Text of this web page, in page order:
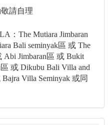
請自理
：The Mutiara Jimbaran
Bali seminyak區 或 The
Abi Jimbaran區 或 Bukit
或 Dikubu Bali Villa and
Bajra Villa Seminyak 或同